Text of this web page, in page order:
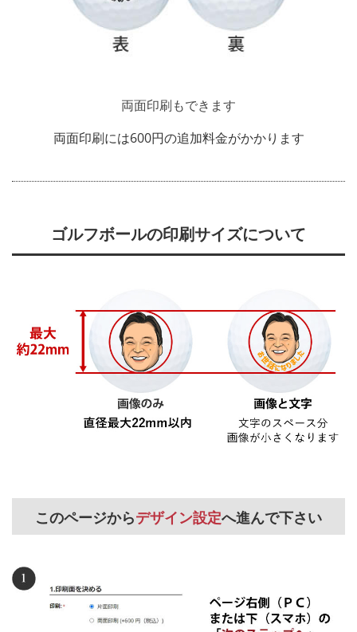
両面印刷もできます
両面印刷には600円の追加料金がかかります
ゴルフボールの印刷サイズについて
このページからデザイン設定へ進んで下さい